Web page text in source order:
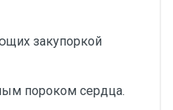
закупоркой
пороком сердца.